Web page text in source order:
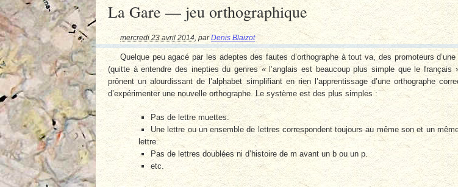
La Gare — jeu orthographique
mercredi 23 avril 2014 ,parDenis Blaizot
Quelque peu agacé par les adeptes des fautes d’orthographe à tout va, des promoteurs d’une
(quitte à entendre des inepties du genres « l’anglais est beaucoup plus simple que le français
prônent un alourdissant de l’alphabet simplifiant en rien l’apprentissage d’une orthographe
d’expérimenter une nouvelle orthographe. Le système est des plus simples :
Pas de lettre muettes.
Une lettre ou un ensemble de lettres correspondent toujours au même son et un
lettre.
Pas de lettres doublées ni d’histoire de m avant un b ou un p.
etc.